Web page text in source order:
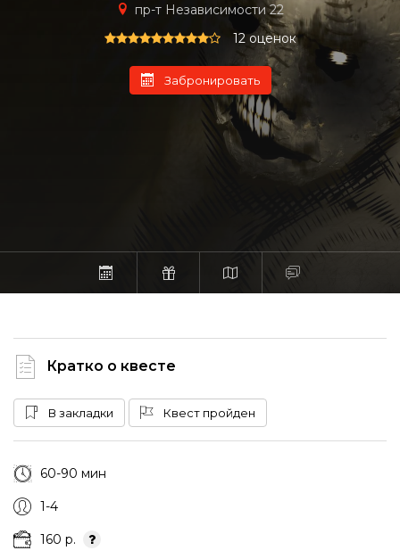
пр-т Независимости 22
12 оценок
Забронировать
Кратко о квесте
В закладки Квест пройден
60-90 мин
1-4
160 р.